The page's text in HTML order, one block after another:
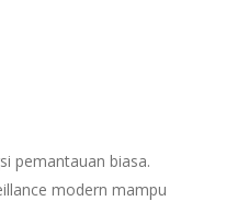
pemantauan biasa.
modern mampu